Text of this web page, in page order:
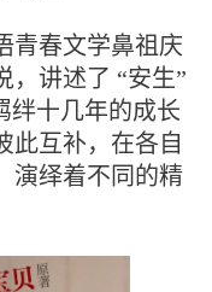
青春文学鼻祖庆
，讲述了 “安生”
绊十几年的成长
此互补，在各自
演绎着不同的精